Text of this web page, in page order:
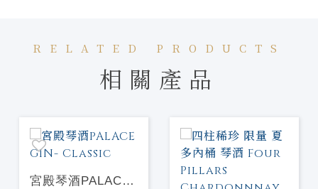
RELATED PRODUCTS
相關產品
宮殿琴酒PALACE